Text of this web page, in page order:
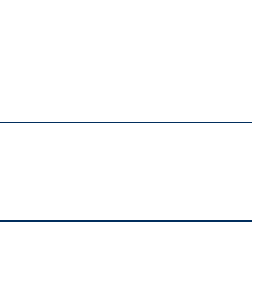
- Sito esterno - Apertura in
- Apertura in nuova finestra
apre il programma di posta
pagina: scelta meno